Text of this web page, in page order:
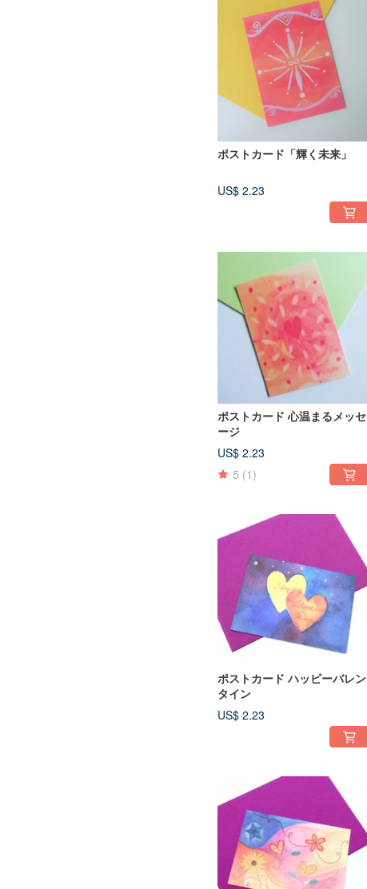
ポストカード「輝く未来」
US$ 2.23
ポストカード 心温まるメッセ
ージ
US$ 2.23
5 (1)
ポストカード ハッピーバレン
タイン
US$ 2.23